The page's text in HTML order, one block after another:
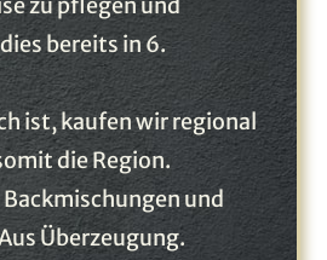
bereits in 6.
ist, kaufen wir regional
die Region.
und
Überzeugung.